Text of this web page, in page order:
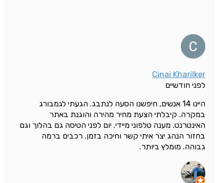
Cinai Kharilker
לפני חודשיים
היינו 14 אנשים, חיפשנו הסעה לנתבג. הגעתי לגמבורג
במקרה. קיבלתי הצעת מחיר מהירה והוגנת באתר
האינטרנט. מענה טלפוני מיידי. יום לפני הטיסה גם בהלוך וגם
בחזור הנהג יצר איתי קשר וחיכה בזמן. רכבים ברמה
גבוהה. מומלץ ביותר.